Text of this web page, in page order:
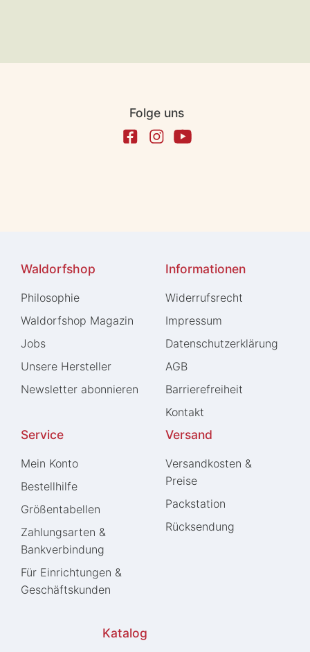
Folge uns
Waldorfshop
Philosophie
Waldorfshop Magazin
Jobs
Unsere Hersteller
Newsletter abonnieren
Informationen
Widerrufs­recht
Impressum
Daten­schutz­erklärung
AGB
Barrierefreiheit
Kontakt
Service
Mein Konto
Bestellhilfe
Größentabellen
Zahlungsarten &
Bankverbindung
Für Einrichtungen &
Geschäftskunden
Versand
Versandkosten &
Preise
Packstation
Rücksendung
Katalog